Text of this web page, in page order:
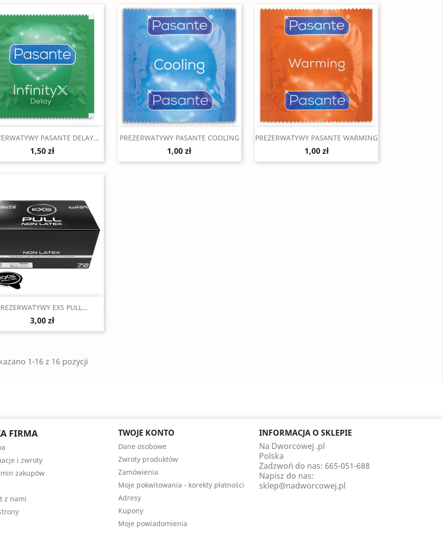
Szybki podgląd
PASANTE DELAY...
1,50 zł
Szybki podgląd
PREZERWATYWY PASANTE COOLING
1,00 zł
Szybki podgląd
PREZERWATYWY PASANTE WARMING
1,00 zł
Szybki podgląd
EXS PULL...
3,00 zł
1-16 z 16 pozycji
FIRMA
i zwroty
zakupów
z nami
TWOJE KONTO
Dane osobowe
Zwroty produktów
Zamówienia
Moje pokwitowania - korekty płatności
Adresy
Kupony
Moje powiadomienia
INFORMACJA O SKLEPIE
Na Dworcowej .pl
Polska
Zadzwoń do nas: 665-051-688
Napisz do nas:
sklep@nadworcowej.pl